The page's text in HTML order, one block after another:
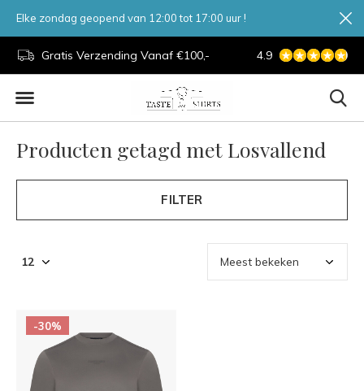
Gratis Verzending Vanaf €100,- 7 Dagen Per
4.9
Elke zondag geopend van 12:00 tot 17:00 uur !
Producten getagd met Losvallend
FILTER
-30%